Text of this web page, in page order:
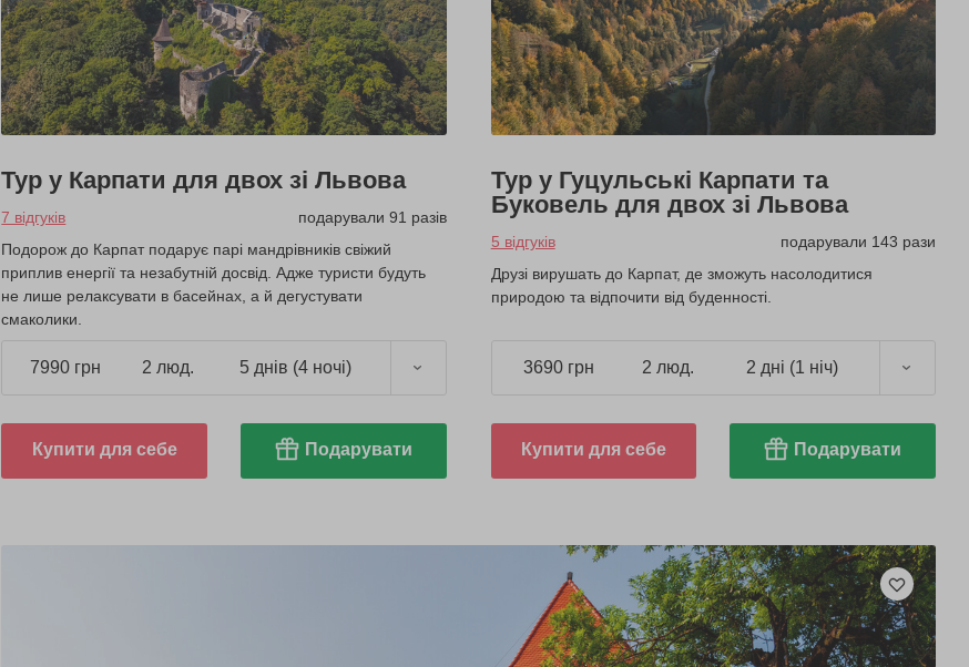
Тур у Карпати для двох зі Львова
7 відгуків
подарували 91 разів
Подорож до Карпат подарує парі мандрівників свіжий
приплив енергії та незабутній досвід. Адже туристи будуть
не лише релаксувати в басейнах, а й дегустувати
смаколики.
7990 грн 2 люд. 5 днів (4 ночі)
Купити для себе Подарувати
Тур у Гуцульські Карпати та
Буковель для двох зі Львова
5 відгуків
подарували 143 рази
Друзі вирушать до Карпат, де зможуть насолодитися
природою та відпочити від буденності.
3690 грн 2 люд. 2 дні (1 ніч)
Купити для себе Подарувати